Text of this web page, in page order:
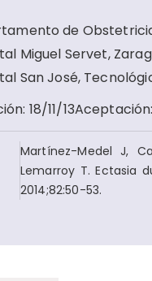
de
Miguel Servet,
San José,
: 18/11/13Aceptación:
Martínez-Medel J,
Lemarroy T. Ectasia
2014;82:50-53.